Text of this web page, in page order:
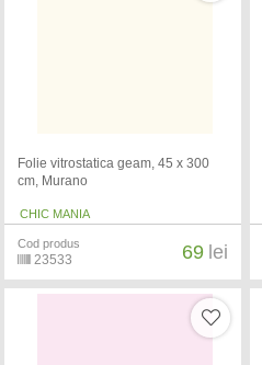
Folie vitrostatica geam, 45 x 300
cm, Murano
CHIC MANIA
Cod produs
23533 69 lei